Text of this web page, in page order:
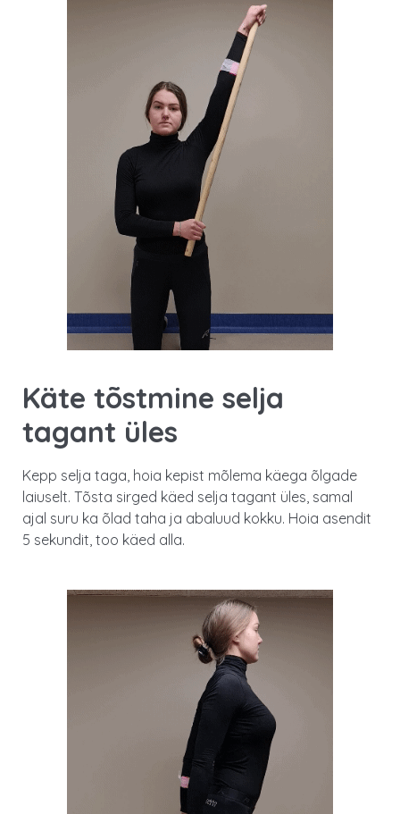
Käte tõstmine selja
tagant üles
Kepp selja taga, hoia kepist mõlema käega õlgade
laiuselt. Tõsta sirged käed selja tagant üles, samal
ajal suru ka õlad taha ja abaluud kokku. Hoia asendit
5 sekundit, too käed alla.